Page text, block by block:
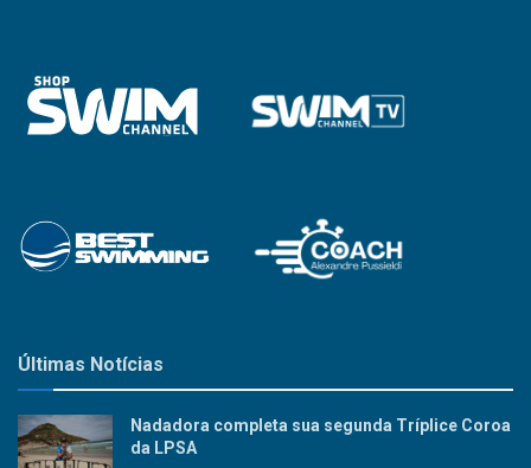
Últimas Notícias
Nadadora completa sua segunda Tríplice Coroa
da LPSA